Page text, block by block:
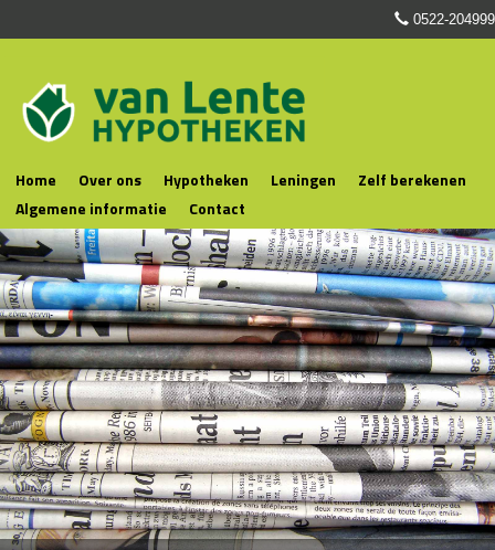
0522-204999
Home Over ons Hypotheken Leningen
Zelf berekenen
Algemene informatie
Contact